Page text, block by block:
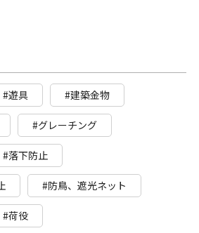
#遊具 #建築金物
#グレーチング
#落下防止
#防鳥、遮光ネット
#荷役